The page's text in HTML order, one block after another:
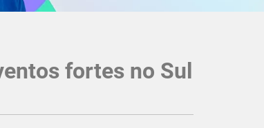
fortes no Sul